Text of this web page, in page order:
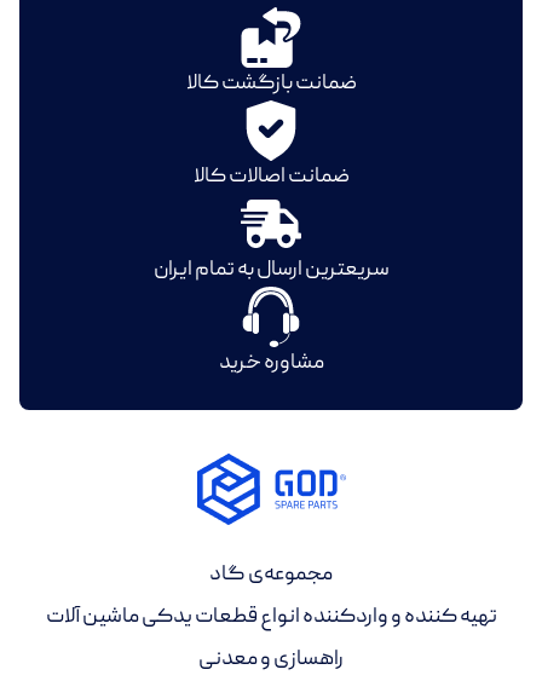
ضمانت بازگشت کالا
ضمانت اصالات کالا
سریعترین ارسال به تمام ایران
مشاوره خرید
مجموعه‌ی گاد
تهیه کننده و واردکننده انواع قطعات یدکی ماشین آلات
راهسازی و معدنی